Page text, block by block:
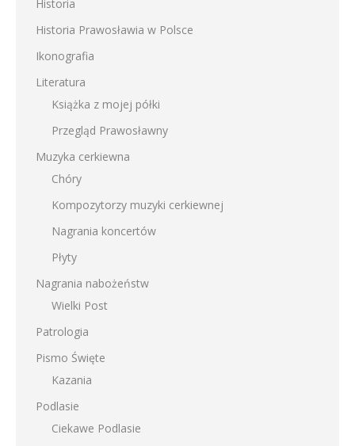
Historia
Historia Prawosławia w Polsce
Ikonografia
Literatura
Książka z mojej półki
Przegląd Prawosławny
Muzyka cerkiewna
Chóry
Kompozytorzy muzyki cerkiewnej
Nagrania koncertów
Płyty
Nagrania nabożeństw
Wielki Post
Patrologia
Pismo Święte
Kazania
Podlasie
Ciekawe Podlasie